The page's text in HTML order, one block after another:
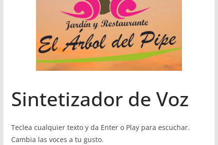
Sintetizador de Voz
Teclea cualquier texto y da Enter o Play para escuchar.
Cambia las voces a tu gusto.